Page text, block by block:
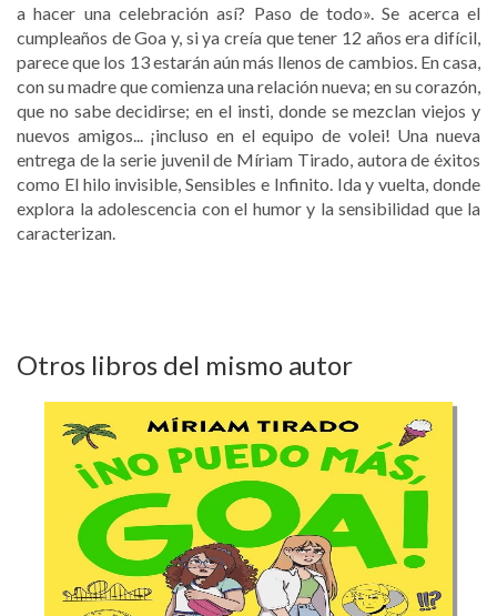
a hacer una celebración así? Paso de todo». Se acerca el
cumpleaños de Goa y, si ya creía que tener 12 años era difícil,
parece que los 13 estarán aún más llenos de cambios. En casa,
con su madre que comienza una relación nueva; en su corazón,
que no sabe decidirse; en el insti, donde se mezclan viejos y
nuevos amigos... ¡incluso en el equipo de volei! Una nueva
entrega de la serie juvenil de Míriam Tirado, autora de éxitos
como El hilo invisible, Sensibles e Infinito. Ida y vuelta, donde
explora la adolescencia con el humor y la sensibilidad que la
caracterizan.
Otros libros del mismo autor